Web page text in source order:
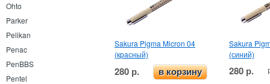
Ohto
Parker
Pelikan
Penac
PenBBS
Pentel
Sakura Pigma Micron 04
(красный)
280 р. в корзину
Sakura
(синий)
280 р.